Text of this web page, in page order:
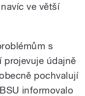
ve větší
s
údajně
pochvalují
informovalo